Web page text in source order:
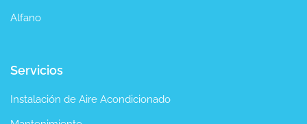
Alfano
Servicios
Instalación de Aire Acondicionado